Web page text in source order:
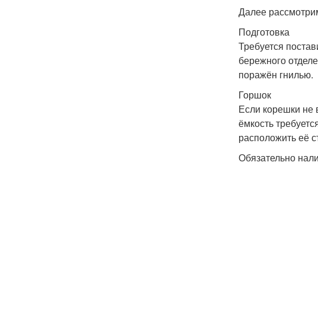
Далее
Подготовка
Требуется
бережного
поражён гнилью.
Горшок
Если корешки не
ёмкость
расположить её
Обязательно